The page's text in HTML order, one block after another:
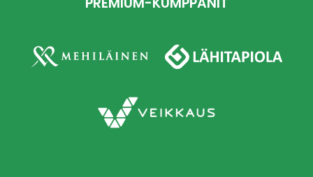
PREMIUM-KUMPPANIT